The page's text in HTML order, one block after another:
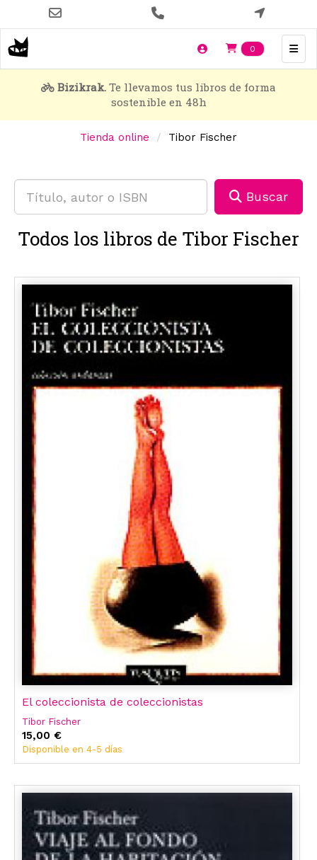
contenido
principal
0 Items en
Bizikrak. Te llevamos tus libros de forma
sostenible en 48h
Tienda online Tibor Fischer
Buscar
Todos los libros de Tibor Fischer
El coleccionista de coleccionistas
Tibor Fischer
15,00 €
Disponible en 4-5 días